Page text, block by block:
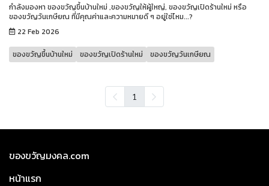
กำลังมองหา ของขวัญขึ้นบ้านใหม่ ,ของขวัญให้ผู้ใหญ่, ของขวัญเปิดร้านใหม่ หรือ
ของขวัญวันเกษียณ ที่มีคุณค่าและความหมายดี ๆ อยู่ใช่ไหม...?
22 Feb 2026
ของขวัญขึ้นบ้านใหม่ ของขวัญเปิดร้านใหม่ ของขวัญวันเกษียณ
1
ของขวัญมงคล.com
หน้าแรก